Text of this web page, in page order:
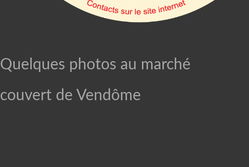
Quelques photos au marché
couvert de Vendôme